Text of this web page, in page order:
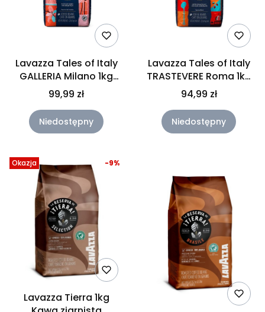
Lavazza Tales of Italy
GALLERIA Milano 1kg
Kawa ziarnista
99,99 zł
Niedostępny
Lavazza Tales of Italy
TRASTEVERE Roma 1kg
Kawa ziarnista
94,99 zł
Niedostępny
Okazja
Lavazza Tierra 1kg
-9%